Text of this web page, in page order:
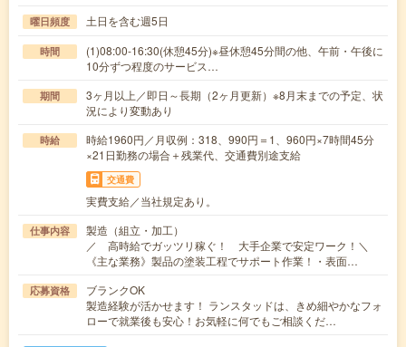
曜日頻度 土日を含む週5日
時間
(1)08:00-16:30(休憩45分)※昼休憩45分間の他、午前・午後に
10分ずつ程度のサービス…
期間
3ヶ月以上／即日～長期（2ヶ月更新）※8月末までの予定、状
況により変動あり
時給
時給1960円／月収例：318、990円＝1、960円×7時間45分
×21日勤務の場合＋残業代、交通費別途支給
交通費
実費支給／当社規定あり。
仕事内容
製造（組立・加工）
／ 高時給でガッツリ稼ぐ！ 大手企業で安定ワーク！＼
《主な業務》製品の塗装工程でサポート作業！・表面…
応募資格
ブランクOK
製造経験が活かせます！ ランスタッドは、きめ細やかなフォ
ローで就業後も安心！お気軽に何でもご相談くだ…